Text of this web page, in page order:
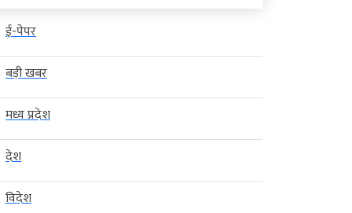
ई-पेपर
बड़ी खबर
मध्य प्रदेश
देश
विदेश